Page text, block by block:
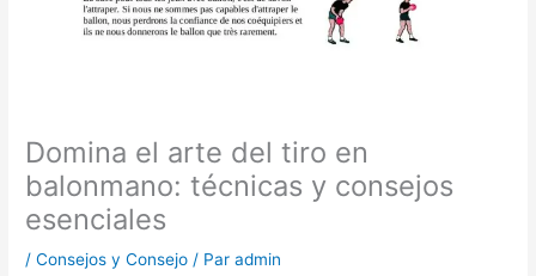
Domina el arte del tiro en
balonmano: técnicas y consejos
esenciales
/Consejos y Consejo / Paradmin